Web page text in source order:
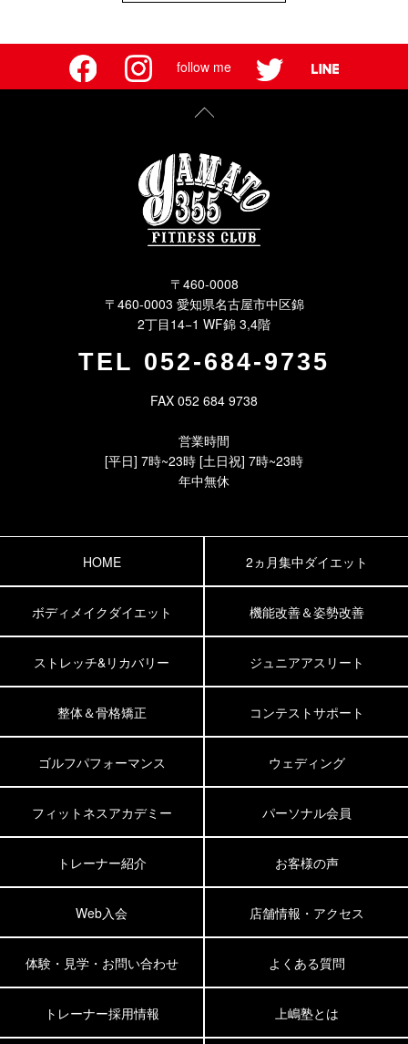
follow me
〒460-0008
〒460-0003 愛知県名古屋市中区錦
2丁目14−1 WF錦 3,4階
TEL 052-684-9735
FAX 052 684 9738
営業時間
[平日] 7時~23時 [土日祝] 7時~23時
年中無休
HOME 2ヵ月集中ダイエット
ボディメイクダイエット 機能改善＆姿勢改善
ストレッチ&リカバリー ジュニアアスリート
整体＆骨格矯正 コンテストサポート
ゴルフパフォーマンス ウェディング
フィットネスアカデミー パーソナル会員
トレーナー紹介 お客様の声
Web入会 店舗情報・アクセス
体験・見学・お問い合わせ よくある質問
トレーナー採用情報 上嶋塾とは